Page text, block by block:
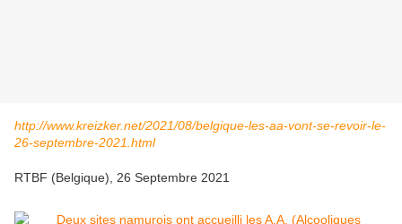
http://www.kreizker.net/2021/08/belgique-les-aa-vont-se-revoir-le-
26-septembre-2021.html
RTBF (Belgique), 26 Septembre 2021